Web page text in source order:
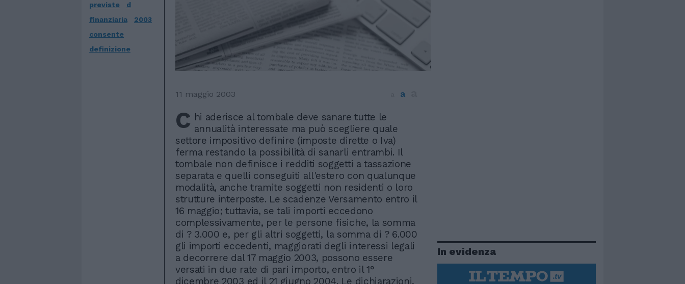
previste
d
finanziaria
2003
consente
definizione
11 maggio 2003 a
C hi aderisce al tombale deve sanare tutte le
annualità interessate ma può scegliere quale
settore impositivo definire (imposte dirette o Iva)
ferma restando la possibilità di sanarli entrambi. Il
tombale non definisce i redditi soggetti a tassazione
separata e quelli conseguiti all'estero con qualunque
modalità, anche tramite soggetti non residenti o loro
strutture interposte. Le scadenze Versamento entro il
16 maggio; tuttavia, se tali importi eccedono
complessivamente, per le persone fisiche, la somma
di ? 3.000 e, per gli altri soggetti, la somma di ? 6.000
gli importi eccedenti, maggiorati degli interessi legali
a decorrere dal 17 maggio 2003, possono essere
versati in due rate di pari importo, entro il 1°
dicembre 2003 ed il 21 giugno 2004. Le dichiarazioni,
In evidenza